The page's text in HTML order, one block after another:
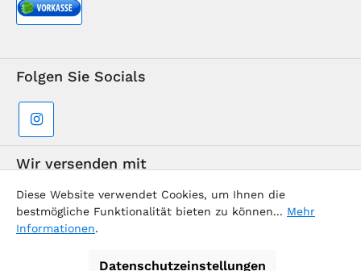
Folgen Sie Socials
Wir versenden mit
Diese Website verwendet Cookies, um Ihnen die
bestmögliche Funktionalität bieten zu können... Mehr
Informationen.
Datenschutzeinstellungen